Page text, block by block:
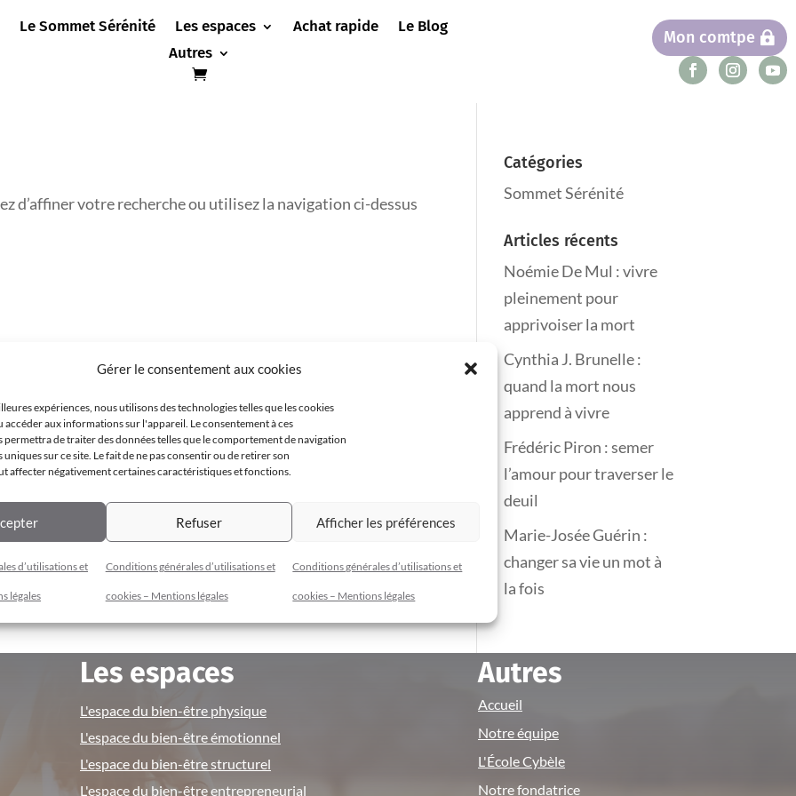
Gérer le consentement aux cookies
expériences, nous utilisons des technologies telles que les cookies
aux informations sur l'appareil. Le consentement à ces
permettra de traiter des données telles que le comportement de navigation
sur ce site. Le fait de ne pas consentir ou de retirer son
affecter négativement certaines caractéristiques et fonctions.
Refuser Afficher les préférences
d’utilisations et
légales
Conditions générales d’utilisations et
cookies – Mentions légales
Conditions générales d’utilisations et
cookies – Mentions légales
Le Sommet Sérénité Les espaces Achat rapide
Le Blog
Autres
Mon comtpe
d’affiner votre recherche ou utilisez la navigation ci-dessus
Catégories
Sommet Sérénité
Articles récents
Noémie De Mul : vivre
pleinement pour
apprivoiser la mort
Cynthia J. Brunelle :
quand la mort nous
apprend à vivre
Frédéric Piron : semer
l’amour pour traverser le
deuil
Marie-Josée Guérin :
changer sa vie un mot à
la fois
Les espaces
L'espace du bien-être physique
L'espace du bien-être émotionnel
L'espace du bien-être structurel
L'espace du bien-être entrepreneurial
Autres
Accueil
Notre équipe
L'École Cybèle
Notre fondatrice